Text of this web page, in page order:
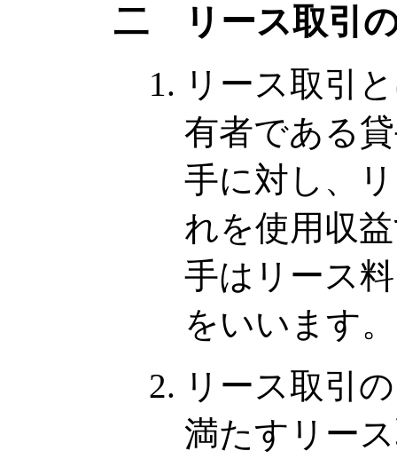
二 リース取引
リース取引
有者である
手に対し、
れを使用収
手はリース
をいいます。
リース取引
満たすリー